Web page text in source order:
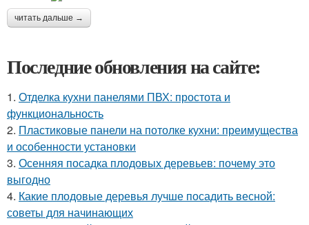
читать дальше →
Последние обновления на сайте:
1. Отделка кухни панелями ПВХ: простота и
функциональность
2. Пластиковые панели на потолке кухни: преимущества
и особенности установки
3. Осенняя посадка плодовых деревьев: почему это
выгодно
4. Какие плодовые деревья лучше посадить весной:
советы для начинающих